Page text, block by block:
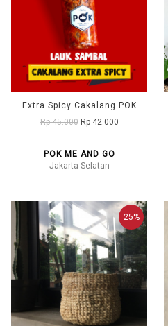
Extra Spicy Cakalang POK
Rp 45.000 Rp 42.000
POK ME AND GO
Jakarta Selatan
25%